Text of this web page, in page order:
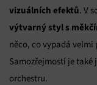
vizuálních efektů. V
výtvarný styl s
něco, co vypadá
Samozřejmostí je
orchestru.